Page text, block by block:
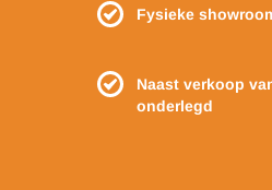
Fysieke
Naast verkoop
onderlegd